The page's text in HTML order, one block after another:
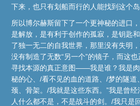
下来，也只有划船而行的人能找到这个岛
所以博尔赫斯留下了一个更神秘的进口
是解放，是有利于创作的孤寂，是钥匙
了独一无二的自我世界，那里没有失明
没有制造了无数“另一个”的镜子，而这也
寻找本源的真正意图——我是谁？我是肉
秘的心、/看不见的血的道路、/梦的隧道
颈、骨架。/我就是这些东西。”我是曾经
人什么都不是，不是战斗的剑。/我只是